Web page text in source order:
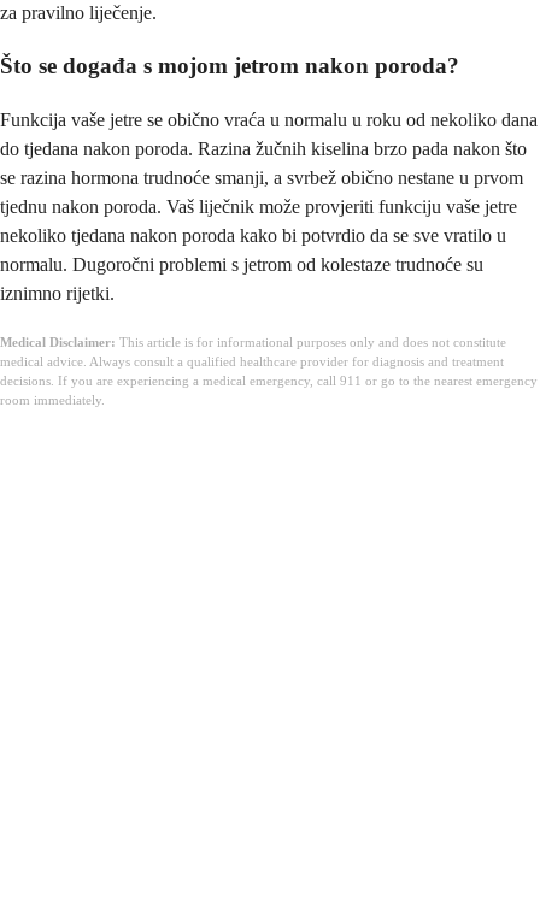
za pravilno liječenje.
Što se događa s mojom jetrom nakon poroda?
Funkcija vaše jetre se obično vraća u normalu u roku od nekoliko dana
do tjedana nakon poroda. Razina žučnih kiselina brzo pada nakon što
se razina hormona trudnoće smanji, a svrbež obično nestane u prvom
tjednu nakon poroda. Vaš liječnik može provjeriti funkciju vaše jetre
nekoliko tjedana nakon poroda kako bi potvrdio da se sve vratilo u
normalu. Dugoročni problemi s jetrom od kolestaze trudnoće su
iznimno rijetki.
Medical Disclaimer: This article is for informational purposes only and does not constitute
medical advice. Always consult a qualified healthcare provider for diagnosis and treatment
decisions. If you are experiencing a medical emergency, call 911 or go to the nearest emergency
room immediately.